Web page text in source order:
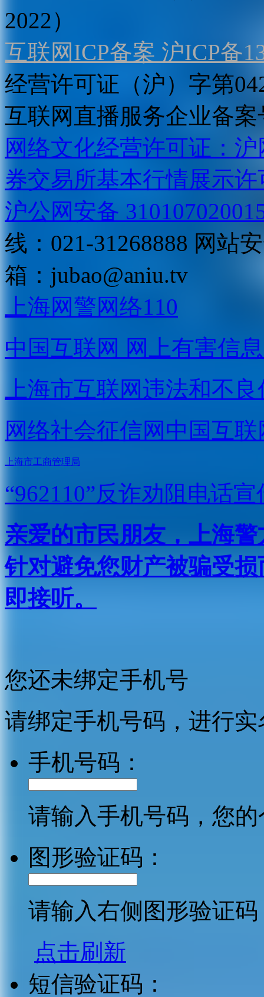
2022）
互联网ICP备案 沪ICP备
经营许可证（沪）字第
互联网直播服务企业备案
网络文化经营许可证：
券交易所基本行情展示许
沪公网安备
线：021-31268888 网站
箱： jubao@aniu.tv
上海网警网络110
中国互联网 网上有害信
上海市互联网违法和不
网络社会征信网 中国互
上海市工商管理局
“962110”反诈劝阻电话宣
亲爱的市民朋友，上海
针对避免您财产被骗受
即接听。
您还未绑定手机号
请绑定手机号码，进行
手机号码：
请输入手机号码，您
图形验证码：
请输入右侧图形验证码
点击刷新
短信验证码：